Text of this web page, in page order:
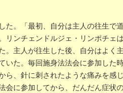
。「最初、自分は主人の往生で
リンチェンドルジェ・リンポチェ
。主人が往生した後、自分はよく
いた。毎回施身法法会に参加した
ら、針に刺されたような痛みを感
会に参加してから、だんだん症状